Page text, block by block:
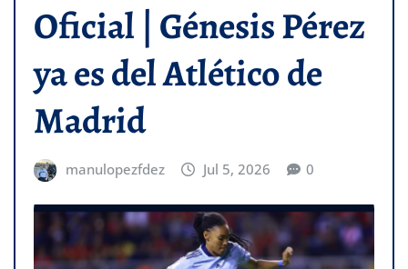
Oficial | Génesis Pérez
ya es del Atlético de
Madrid
manulopezfdez Jul 5, 2026 0